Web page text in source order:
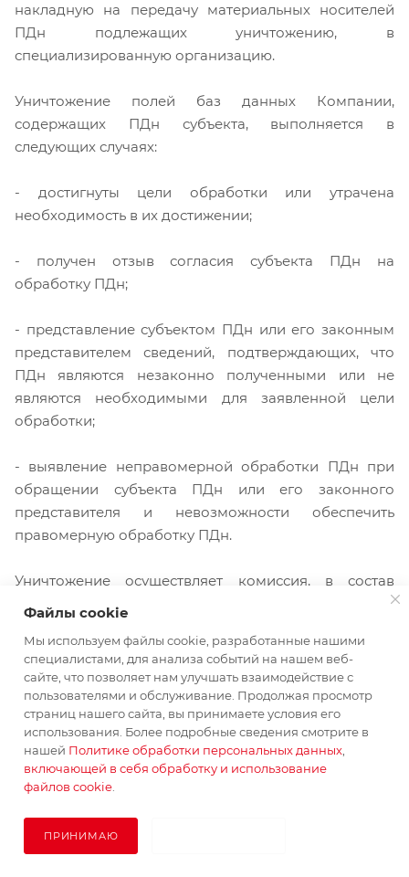
накладную на передачу материальных носителей
ПДн подлежащих уничтожению, в
специализированную организацию.
Уничтожение полей баз данных Компании,
содержащих ПДн субъекта, выполняется в
следующих случаях:
- достигнуты цели обработки или утрачена
необходимость в их достижении;
- получен отзыв согласия субъекта ПДн на
обработку ПДн;
- представление субъектом ПДн или его законным
представителем сведений, подтверждающих, что
ПДн являются незаконно полученными или не
являются необходимыми для заявленной цели
обработки;
- выявление неправомерной обработки ПДн при
обращении субъекта ПДн или его законного
представителя и невозможности обеспечить
правомерную обработку ПДн.
Уничтожение осуществляет комиссия, в состав
которой входят лица, ответственные за техническое
которым принадлежат базы данных.
Уничтожение достигается путем затирания
информации на носителях информации (в том
числе и резервных копиях). При этом составляется
акт, утверждаемый лицом, ответственным за
техническое обслуживание автоматизированных
Уничтожение архивов электронных документов и
Файлы cookie
Мы используем файлы cookie, разработанные нашими
специалистами, для анализа событий на нашем веб-
сайте, что позволяет нам улучшать взаимодействие с
пользователями и обслуживание. Продолжая просмотр
страниц нашего сайта, вы принимаете условия его
использования. Более подробные сведения смотрите в
нашей Политике обработки персональных данных
включающей в себя обработку и использование
файлов cookie
ПРИНИМАЮ